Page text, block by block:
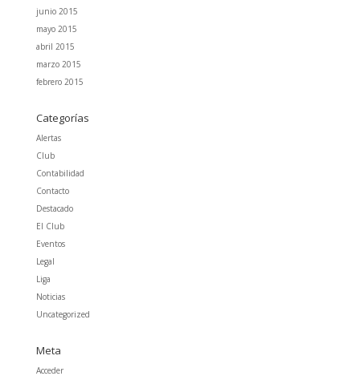
junio 2015
mayo 2015
abril 2015
marzo 2015
febrero 2015
Categorías
Alertas
Club
Contabilidad
Contacto
Destacado
El Club
Eventos
Legal
Liga
Noticias
Uncategorized
Meta
Acceder